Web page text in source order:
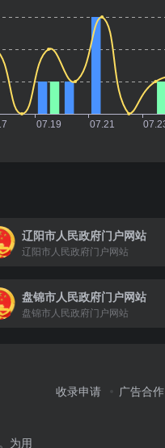
辽阳市人民政府门户网站
辽阳市人民政府门户网站
盘锦市人民政府门户网站
盘锦市人民政府门户网站
为用
收录申请 广告合作